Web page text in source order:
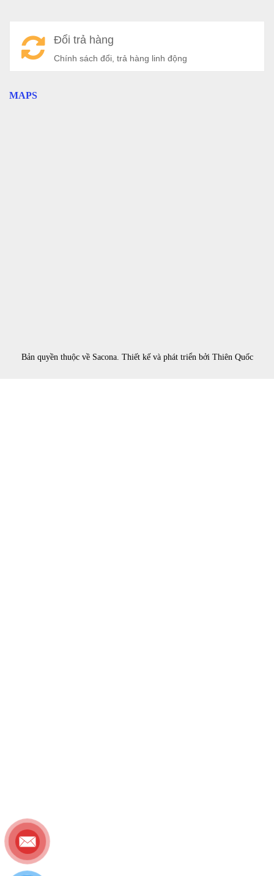
Đổi trả hàng
Chính sách đổi, trả hàng linh động
MAPS
Bản quyền thuộc về Sacona. Thiết kế và phát triển bởi Thiên Quốc